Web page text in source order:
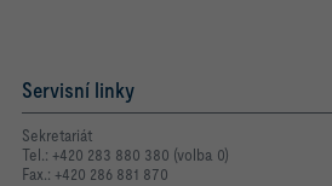
Servisní linky
Sekretariát
Tel.: +420 283 880 380 (volba 0)
Fax.: +420 286 881 870